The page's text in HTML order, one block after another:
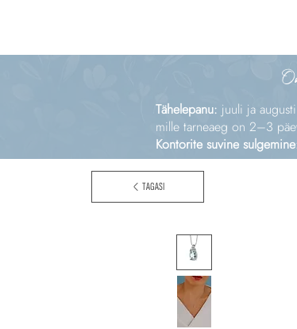
Tähelepanu: juuli ja
mille tarneaeg on 2–3
Kontorite suvine
TAGASI